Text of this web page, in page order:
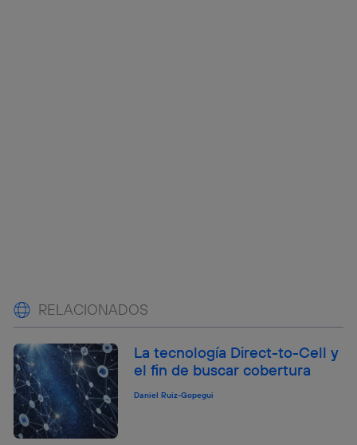
RELACIONADOS
La tecnología Direct-to-Cell y
el fin de buscar cobertura
Daniel Ruiz-Gopegui